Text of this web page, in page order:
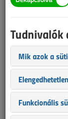
Mik azok a
Funkcionális